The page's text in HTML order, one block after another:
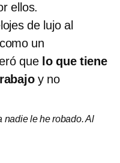
ellos.
de lujo al
un
que lo que tiene
y no
nadie le he robado. Al